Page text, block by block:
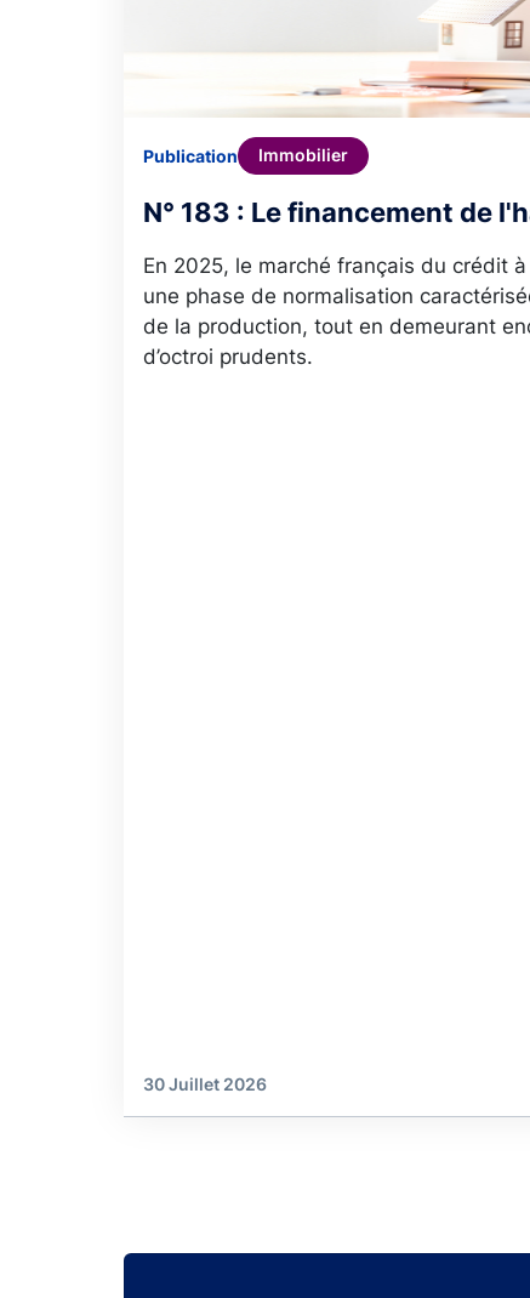
N° 183 : Le financement de
Publication Immobilier
En 2025, le marché français du crédit à
une phase de normalisation
de la production, tout en demeurant
d’octroi prudents.
30 Juillet 2026